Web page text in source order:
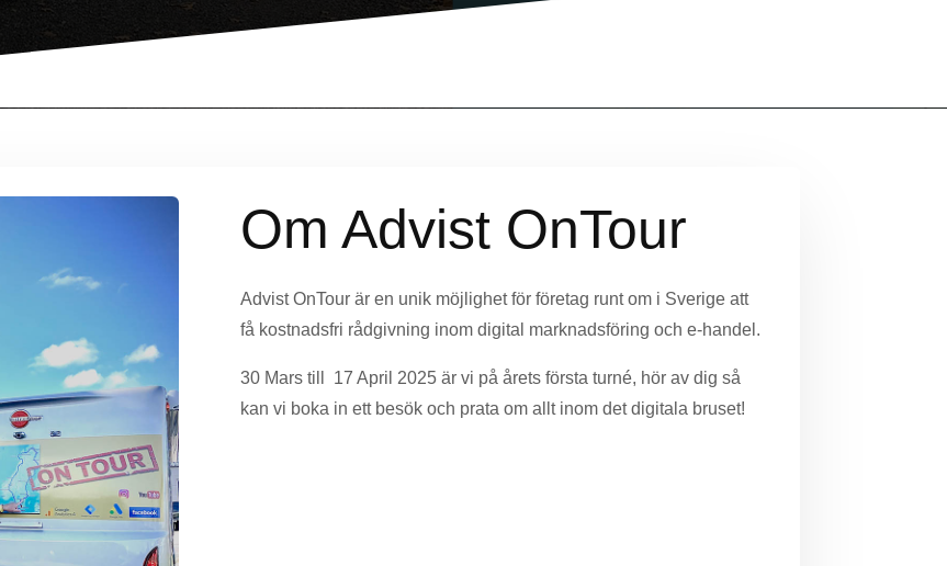
Om Advist OnTour
Advist OnTour är en unik möjlighet för företag runt om i Sverige att
få kostnadsfri rådgivning inom digital marknadsföring och e-handel.
30 Mars till 17 April 2025 är vi på årets första turné, hör av dig så
kan vi boka in ett besök och prata om allt inom det digitala bruset!